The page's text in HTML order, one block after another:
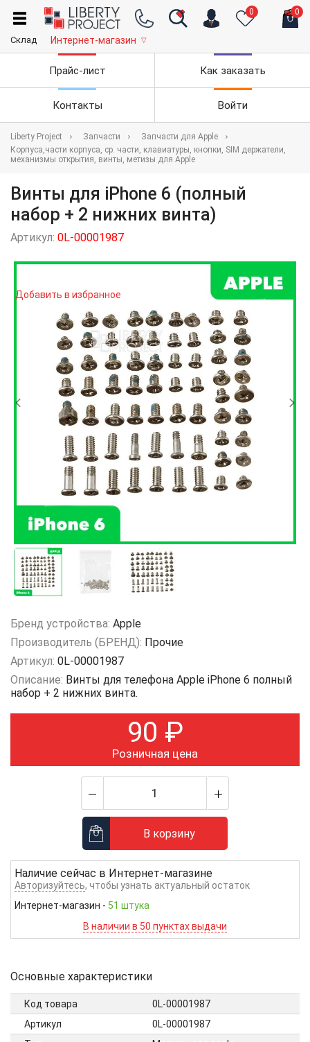
0 0
Склад Интернет-магазин ▽
Прайс-лист Как заказать
Контакты Войти
Liberty Project Запчасти
Запчасти для Apple
Корпуса,части корпуса, ср. части, клавиатуры, кнопки, SIM держатели,
механизмы открытия, винты, метизы для Apple
Винты для iPhone 6 (полный
набор + 2 нижних винта)
Артикул: 0L-00001987
Добавить в избранное
Бренд устройства: Apple
Производитель (БРЕНД): Прочие
Артикул: 0L-00001987
Описание: Винты для телефона Apple iPhone 6 полный
набор + 2 нижних винта.
90 ₽
Розничная цена
В корзину
Наличие сейчас в Интернет-магазине
Авторизуйтесь, чтобы узнать актуальный остаток
Интернет-магазин - 51 штука
В наличии в 50 пунктах выдачи
Основные характеристики
Код товара
0L-00001987
Артикул
0L-00001987